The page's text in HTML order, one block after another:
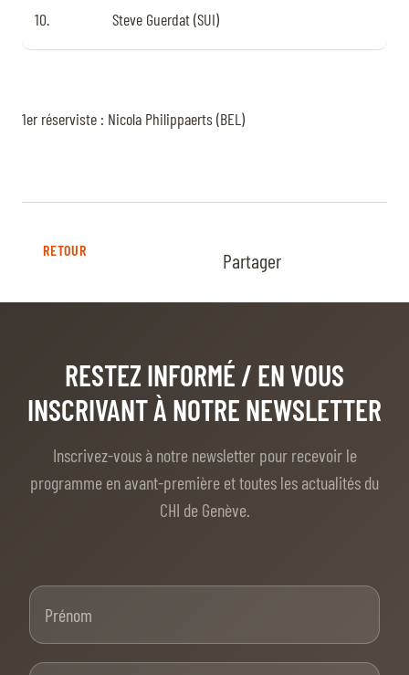
10. Steve Guerdat (SUI)
1er réserviste : Nicola Philippaerts (BEL)
RETOUR Partager
RESTEZ INFORMÉ / EN VOUS
INSCRIVANT À NOTRE NEWSLETTER
Inscrivez-vous à notre newsletter pour recevoir le
programme en avant-première et toutes les actualités du
CHI de Genève.